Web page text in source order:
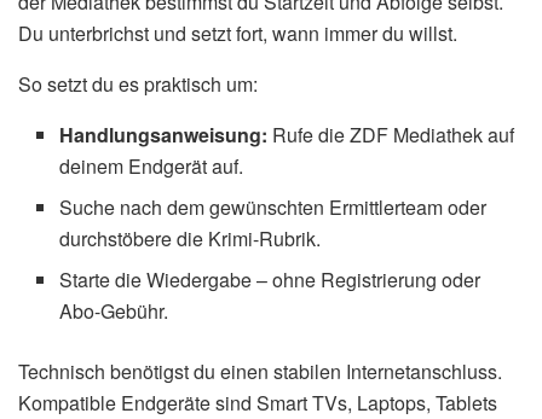
Du unterbrichst und setzt fort, wann immer du willst.
So setzt du es praktisch um:
Handlungsanweisung: Rufe die ZDF Mediathek auf
deinem Endgerät auf.
Suche nach dem gewünschten Ermittlerteam oder
durchstöbere die Krimi-Rubrik.
Starte die Wiedergabe – ohne Registrierung oder
Abo-Gebühr.
Technisch benötigst du einen stabilen Internetanschluss.
Kompatible Endgeräte sind Smart TVs, Laptops, Tablets